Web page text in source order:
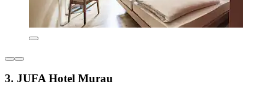
3. JUFA Hotel Murau